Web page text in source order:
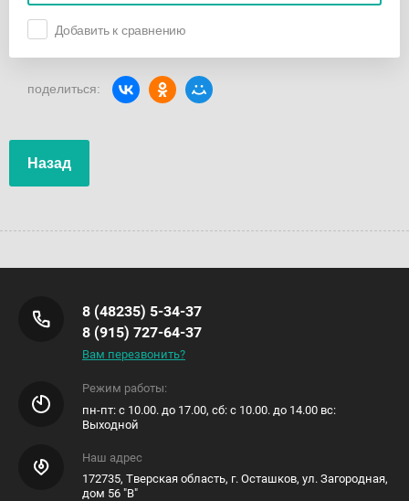
Добавить к сравнению
поделиться:
Назад
8 (48235) 5-34-37
8 (915) 727-64-37
Вам перезвонить?
Режим работы:
пн-пт: с 10.00. до 17.00, сб: с 10.00. до 14.00 вс:
Выходной
Наш адрес
172735, Тверская область, г. Осташков, ул. Загородная,
дом 56 "В"